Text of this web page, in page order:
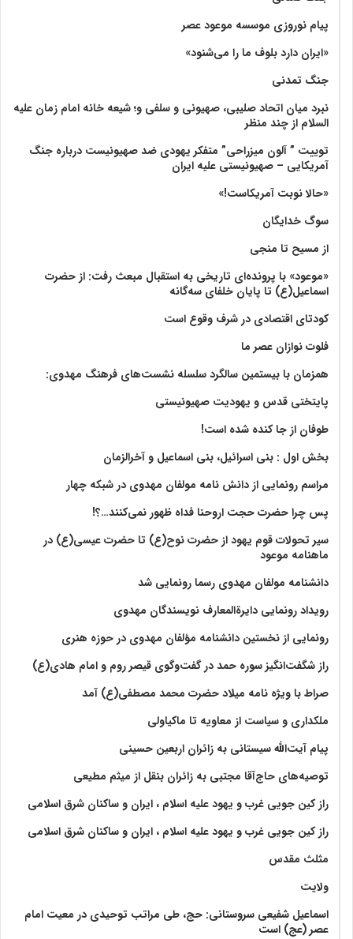
پیام نوروزی موسسه موعود عصر
«ایران دارد بلوف ما را می‌شنود»
جنگ تمدنی
نبرد میان اتحاد صلیبی، صهیونی و سلفی و؛ شیعه خانه امام زمان علیه
السلام از چند منظر
توییت ” آلون میزراحی” متفکر یهودی ضد صهیونیست درباره جنگ
آمریکایی – صهیونیستی علیه ایران
«حالا نوبت آمریکاست!»
سوگ خدایگان
از مسیح تا منجی
«موعود» با پرونده‌ای تاریخی به استقبال مبعث رفت: از حضرت
اسماعیل(ع) تا پایان خلفای سه‌گانه
کودتای اقتصادی در شرف وقوع است
فلوت نوازان عصر ما
همزمان با بیستمین سالگرد سلسله نشست‌های فرهنگ مهدوی:‌
پایتختی قدس و یهودیت صهیونیستی
طوفان از جا کنده شده است!
بخش اول : بنی اسرائیل، بنی اسماعیل و آخرالزمان
مراسم رونمایی از دانش نامه مولفان مهدوی در شبکه چهار
پس چرا حضرت حجت اروحنا فداه ظهور نمی‌کنند…؟!
سیر تحولات قوم یهود از حضرت نوح(ع) تا حضرت عیسی(ع) در
ماهنامه موعود
دانشنامه مولفان مهدوی رسما رونمایی شد
رویداد رونمایی دایرةالمعارف نویسندگان مهدوی
رونمایی از نخستین دانشنامه مؤلفان مهدوی در حوزه هنری
راز شگفت‌انگیز سوره حمد در گفت‌وگوی قیصر روم و امام هادی(ع)
صراط با ویژه نامه میلاد حضرت محمد مصطفی(ع) آمد
ملکداری و سیاست از معاویه تا ماکیاولی
پیام آیت‌الله سیستانی به زائران اربعین حسینی
توصیه‌های حاج‌آقا مجتبی به زائران بنقل از میثم مطیعی
راز کین جویی غرب و یهود علیه اسلام ، ایران و ساکنان شرق اسلامی
راز کین جویی غرب و یهود علیه اسلام ، ایران و ساکنان شرق اسلامی
مثلث مقدس
ولايت‏
اسماعیل شفیعی سروستانی: حج، طی مراتب توحیدی در معیت امام
عصر (عج) است